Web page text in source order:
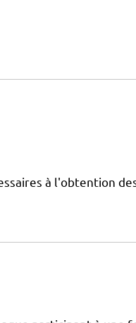
à l'obtention